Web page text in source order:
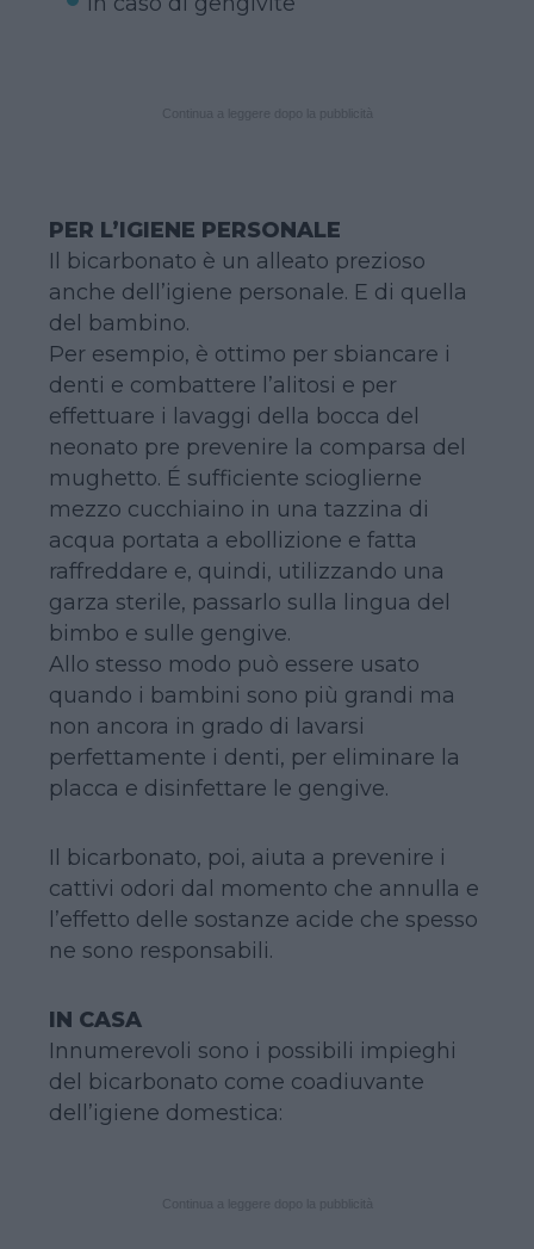
PER L’IGIENE PERSONALE
Il bicarbonato è un alleato prezioso
anche dell’igiene personale. E di quella
del bambino.
Per esempio, è ottimo per sbiancare i
denti e combattere l’alitosi e per
effettuare i lavaggi della bocca del
neonato pre prevenire la comparsa del
mughetto. É sufficiente scioglierne
mezzo cucchiaino in una tazzina di
acqua portata a ebollizione e fatta
raffreddare e, quindi, utilizzando una
garza sterile, passarlo sulla lingua del
bimbo e sulle gengive.
Allo stesso modo può essere usato
quando i bambini sono più grandi ma
non ancora in grado di lavarsi
perfettamente i denti, per eliminare la
placca e disinfettare le gengive.
Il bicarbonato, poi, aiuta a prevenire i
cattivi odori dal momento che annulla e
l’effetto delle sostanze acide che spesso
ne sono responsabili.
IN CASA
Innumerevoli sono i possibili impieghi
del bicarbonato come coadiuvante
dell’igiene domestica: